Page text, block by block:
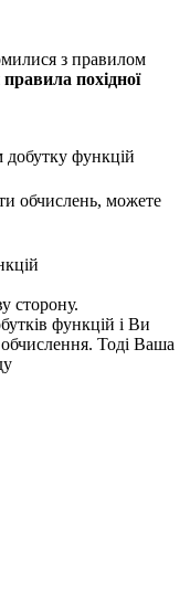
з правилом
правила похідної
добутку функцій
обчислень, можете
сторону.
функцій і Ви
Тоді Ваша